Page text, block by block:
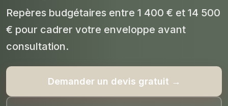
Repères budgétaires entre 1 400 € et 14 500
€ pour cadrer votre enveloppe avant
consultation.
Demander un devis gratuit →